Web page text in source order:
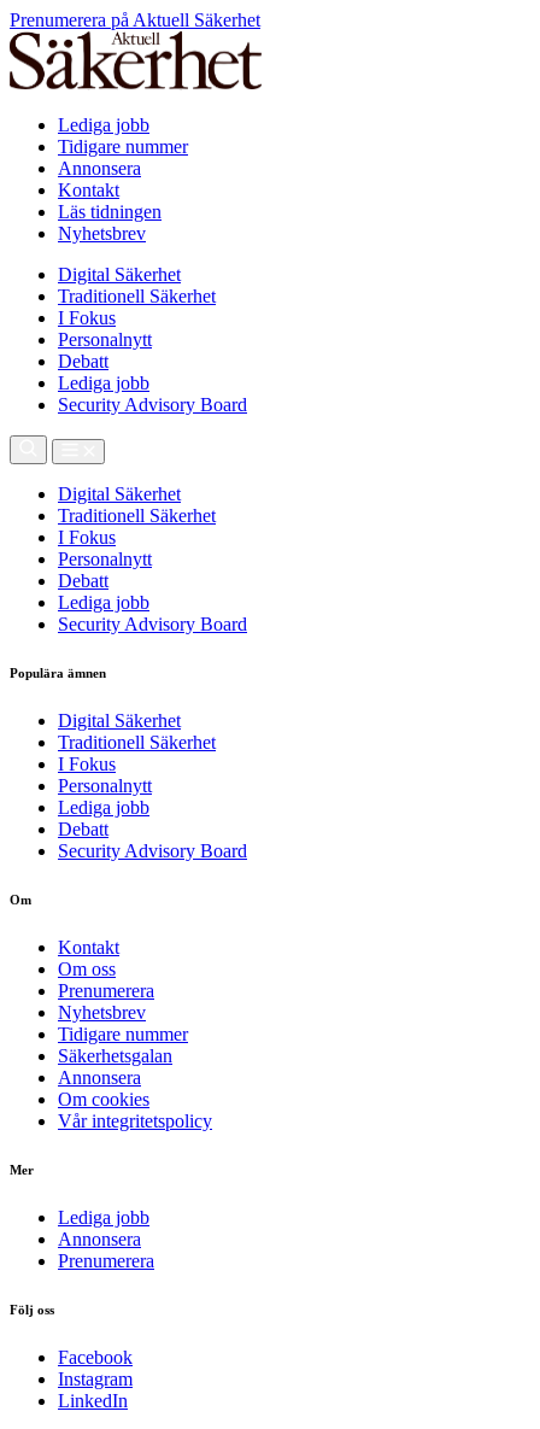
Prenumerera på Aktuell Säkerhet
Lediga jobb
Tidigare nummer
Annonsera
Kontakt
Läs tidningen
Nyhetsbrev
Digital Säkerhet
Traditionell Säkerhet
I Fokus
Personalnytt
Debatt
Lediga jobb
Security Advisory Board
Digital Säkerhet
Traditionell Säkerhet
I Fokus
Personalnytt
Debatt
Lediga jobb
Security Advisory Board
Populära ämnen
Digital Säkerhet
Traditionell Säkerhet
I Fokus
Personalnytt
Lediga jobb
Debatt
Security Advisory Board
Om
Kontakt
Om oss
Prenumerera
Nyhetsbrev
Tidigare nummer
Säkerhetsgalan
Annonsera
Om cookies
Vår integritetspolicy
Mer
Lediga jobb
Annonsera
Prenumerera
Följ oss
Facebook
Instagram
LinkedIn